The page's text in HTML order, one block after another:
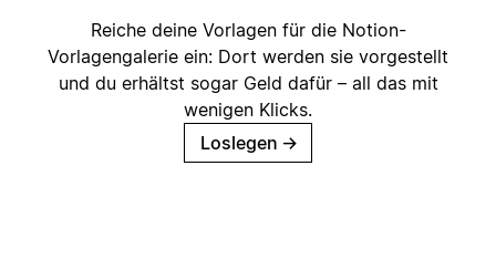
Reiche deine Vorlagen für die Notion-
Vorlagengalerie ein: Dort werden sie vorgestellt
und du erhältst sogar Geld dafür – all das mit
wenigen Klicks.
Loslegen →